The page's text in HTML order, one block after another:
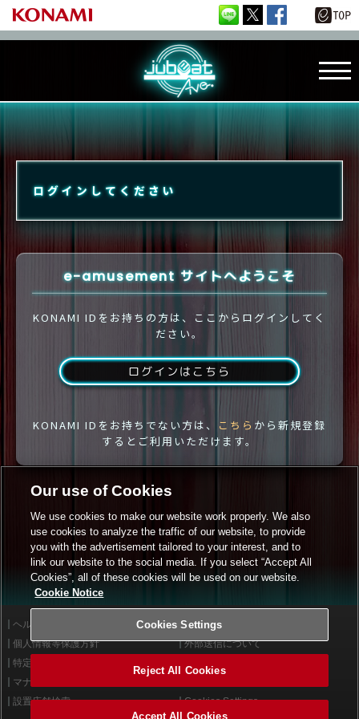
ログインしてください
e-amusement サイトへようこそ
KONAMI IDをお持ちの方は、ここからログインしてく
ださい。
ログインはこちら
KONAMI IDをお持ちでない方は、 こちら から新規登録
するとご利用いただけます。
ヘルプ
利用規約
個人情報等保護方針
外部送信について
特定商取引法に基づく表示
マナー＆ルール
設置店舗検索
Cookies Settings
Our use of Cookies
We use cookies to make our website work properly. We also
use cookies to analyze the traffic of our website, to provide
you with the advertisement tailored to your interest, and to
link our website to the social media. If you select “Accept All
Cookies”, all of these cookies will be used on our website.
Cookie Notice
Cookies Settings
Reject All Cookies
Accept All Cookies